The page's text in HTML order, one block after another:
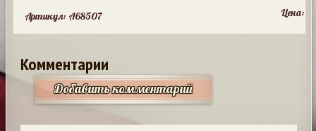
Артикул: A68507 Цена:
Комментарии
Добавить комментарий